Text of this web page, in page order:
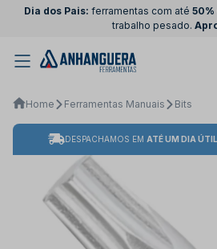
Dia dos Pais: ferramentas com até 50%
trabalho pesado.
Home Ferramentas Manuais Bits
DESPACHAMOS EM ATÉ UM DIA ÚTIL